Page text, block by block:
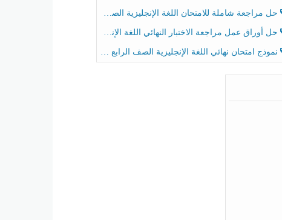
حل مراجعة شاملة للامتحان اللغة الإنجليزية الصف الخامس الفصل الثالث
حل أوراق عمل مراجعة الاختبار النهائي اللغة الإنجليزية الصف الرابع الفصل الثالث
نموذج امتحان نهائي اللغة الإنجليزية الصف الرابع الفصل الثالث